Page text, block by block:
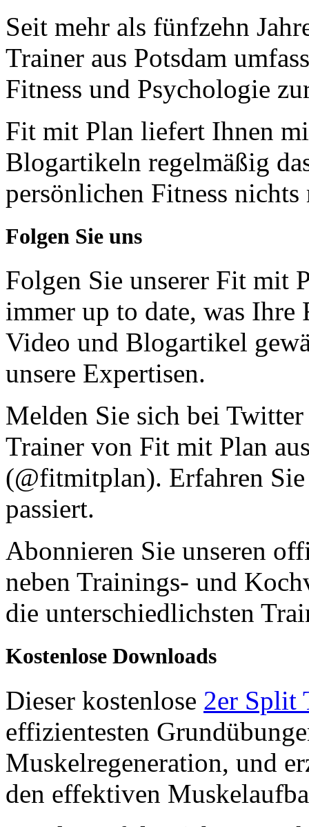
Seit mehr als fünfzehn
Trainer aus Potsdam
Fitness und Psychologie
Fit mit Plan liefert Ihnen
Blogartikeln regelmäßig
persönlichen Fitness nichts
Folgen Sie uns
Folgen Sie unserer Fit mit
immer up to date, was Ihre
Video und Blogartikel
unsere Expertisen.
Melden Sie sich bei
Trainer von Fit mit Plan
(@fitmitplan). Erfahren
passiert.
Abonnieren Sie unseren
neben Trainings- und
die unterschiedlichsten
Kostenlose Downloads
Dieser kostenlose 2er Split
effizientesten
Muskelregeneration, und
den effektiven